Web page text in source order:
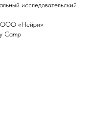
исследовательский
ООО «Нейри»
Camp